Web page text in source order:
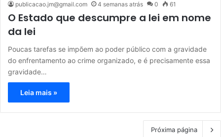
publicacao.jm@gmail.com 4 semanas atrás 0 61
O Estado que descumpre a lei em nome
da lei
Poucas tarefas se impõem ao poder público com a gravidade
do enfrentamento ao crime organizado, e é precisamente essa
gravidade…
Leia mais »
Próxima página